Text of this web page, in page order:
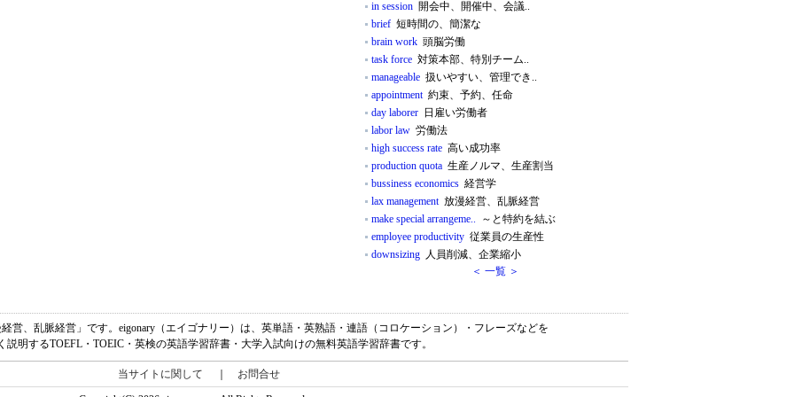
in session 開会中、開催中、会議..
brief 短時間の、簡潔な
brain work 頭脳労働
task force 対策本部、特別チーム..
manageable 扱いやすい、管理でき..
appointment約束、予約、任命
day laborer 日雇い労働者
labor law 労働法
high success rate 高い成功率
production quota 生産ノルマ、生産割当
bussiness economics 経営学
lax management放漫経営、乱脈経営
make special arrangeme.. ～と特約を結ぶ
employee productivity 従業員の生産性
downsizing 人員削減、企業縮小
＜ 一覧 ＞
経営、乱脈経営」です。eigonary（エイゴナリー）は、英単語・英熟語・連語（コロケーション）・フレーズなどを
説明するTOEFL・TOEIC・英検の英語学習辞書・大学入試向けの無料英語学習辞書です。
当サイトに関して お問合せ